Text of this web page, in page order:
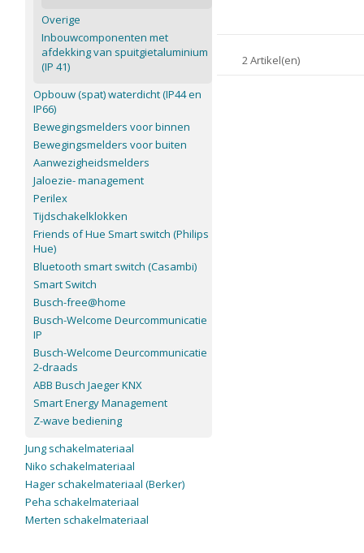
2 Artikel(en)
Overige
Inbouwcomponenten met
afdekking van spuitgietaluminium
(IP 41)
Opbouw (spat) waterdicht (IP44 en
IP66)
Bewegingsmelders voor binnen
Bewegingsmelders voor buiten
Aanwezigheidsmelders
Jaloezie- management
Perilex
Tijdschakelklokken
Friends of Hue Smart switch (Philips
Hue)
Bluetooth smart switch (Casambi)
Smart Switch
Busch-free@home
Busch-Welcome Deurcommunicatie
IP
Busch-Welcome Deurcommunicatie
2-draads
ABB Busch Jaeger KNX
Smart Energy Management
Z-wave bediening
Jung schakelmateriaal
Niko schakelmateriaal
Hager schakelmateriaal (Berker)
Peha schakelmateriaal
Merten schakelmateriaal